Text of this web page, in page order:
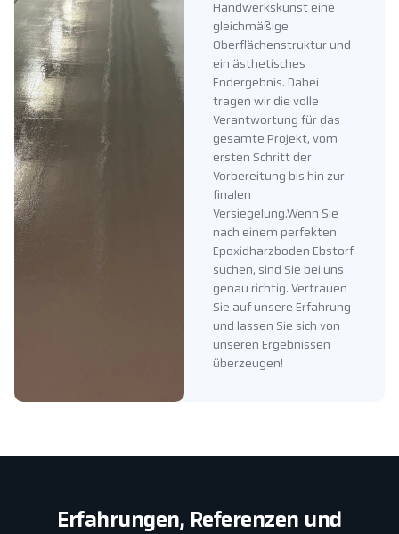
Handwerkskunst eine
gleichmäßige
Oberflächenstruktur und
ein ästhetisches
Endergebnis. Dabei
tragen wir die volle
Verantwortung für das
gesamte Projekt, vom
ersten Schritt der
Vorbereitung bis hin zur
finalen
Versiegelung.Wenn Sie
nach einem perfekten
Epoxidharzboden Ebstorf
suchen, sind Sie bei uns
genau richtig. Vertrauen
Sie auf unsere Erfahrung
und lassen Sie sich von
unseren Ergebnissen
überzeugen!
Erfahrungen, Referenzen und